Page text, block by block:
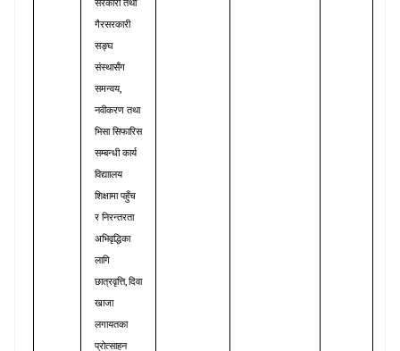
सरकारी तथा
गैरसरकारी
सङ्घ
संस्थासँग
समन्वय,
नवीकरण तथा
भिसा सिफारिस
सम्बन्धी कार्य
विद्याालय
शिक्षामा पहुँच
र निरन्तरता
अभिवृद्धिका
लागि
छात्रवृत्ति,दिवा
खाजा
लगायतका
प्रोत्साहन